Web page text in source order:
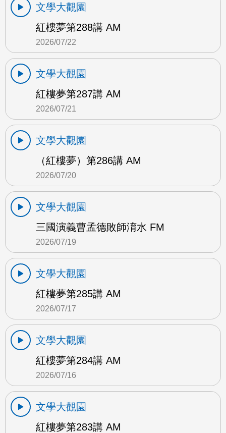
文學大觀園
紅樓夢第288講 AM
2026/07/22
文學大觀園
紅樓夢第287講 AM
2026/07/21
文學大觀園
（紅樓夢）第286講 AM
2026/07/20
文學大觀園
三國演義曹孟德敗師淯水 FM
2026/07/19
文學大觀園
紅樓夢第285講 AM
2026/07/17
文學大觀園
紅樓夢第284講 AM
2026/07/16
文學大觀園
紅樓夢第283講 AM